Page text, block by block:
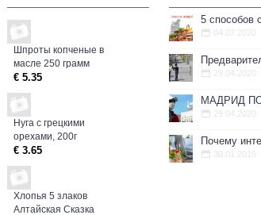
Шпроты копченые в
масле 250 грамм
€ 5.35
Нуга с грецкими
орехами, 200г
€ 3.65
Хлопья 5 злаков
Алтайская Сказка
04.07.2020
29.04.2020
29.04.2020
30.01.2015